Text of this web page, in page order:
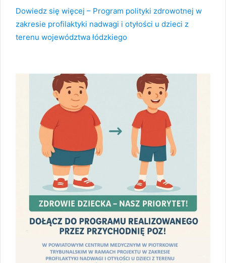
Dowiedz się więcej – Program polityki zdrowotnej w
zakresie profilaktyki nadwagi i otyłości u dzieci z
terenu województwa łódzkiego